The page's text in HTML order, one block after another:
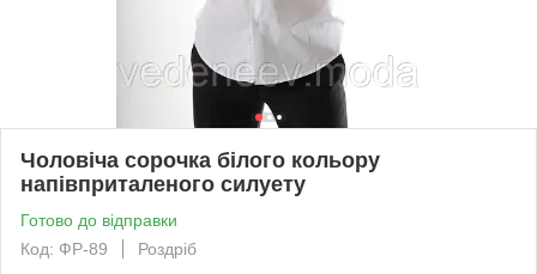
Чоловіча сорочка білого кольору
напівприталеного силуету
Готово до відправки
Код: ФР-89
Роздріб